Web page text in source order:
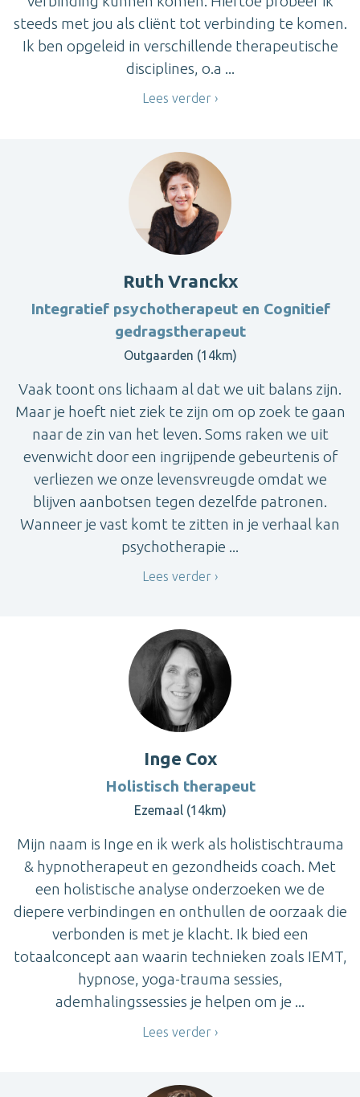
steeds met jou als cliënt tot verbinding te komen.
Ik ben opgeleid in verschillende therapeutische
disciplines, o.a ...
Lees verder
Ruth Vranckx
Integratief psychotherapeut en Cognitief
gedragstherapeut
Outgaarden (14km)
Vaak toont ons lichaam al dat we uit balans zijn.
Maar je hoeft niet ziek te zijn om op zoek te gaan
naar de zin van het leven. Soms raken we uit
evenwicht door een ingrijpende gebeurtenis of
verliezen we onze levensvreugde omdat we
blijven aanbotsen tegen dezelfde patronen.
Wanneer je vast komt te zitten in je verhaal kan
psychotherapie ...
Lees verder
Inge Cox
Holistisch therapeut
Ezemaal (14km)
Mijn naam is Inge en ik werk als holistischtrauma
& hypnotherapeut en gezondheids coach. Met
een holistische analyse onderzoeken we de
diepere verbindingen en onthullen de oorzaak die
verbonden is met je klacht. Ik bied een
totaalconcept aan waarin technieken zoals IEMT,
hypnose, yoga-trauma sessies,
ademhalingssessies je helpen om je ...
Lees verder